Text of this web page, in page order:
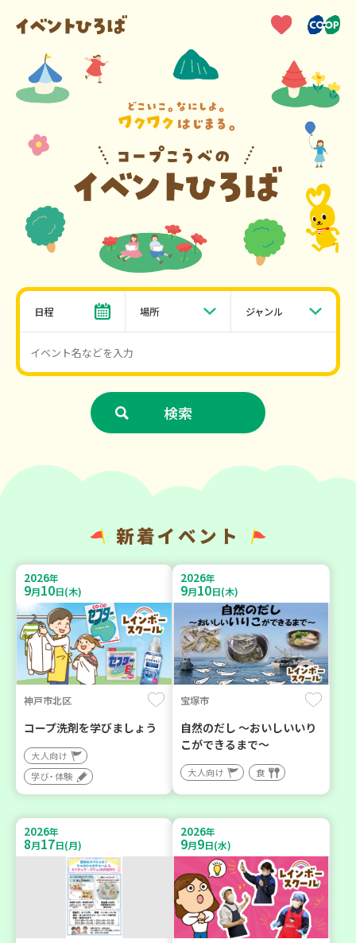
日程 場所 ジャンル
新着イベント
2026年
9月10日(木)
神戸市北区
コープ洗剤を学びましょう
大人向け
学び・体験
2026年
9月10日(木)
宝塚市
自然のだし ～おいしいいり
こができるまで～
大人向け 食
2026年
8月17日(月)
2026年
9月9日(水)